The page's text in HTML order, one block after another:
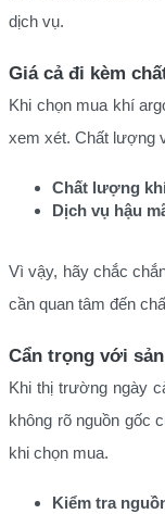
dịch vụ.
Giá cả đi kèm
Khi chọn mua khí
xem xét. Chất lượng
Chất lượng
Dịch vụ hậu
Vì vậy, hãy chắc
cần quan tâm đến
Cẩn trọng với
Khi thị trường ngày
không rõ nguồn gốc
khi chọn mua.
Kiểm tra